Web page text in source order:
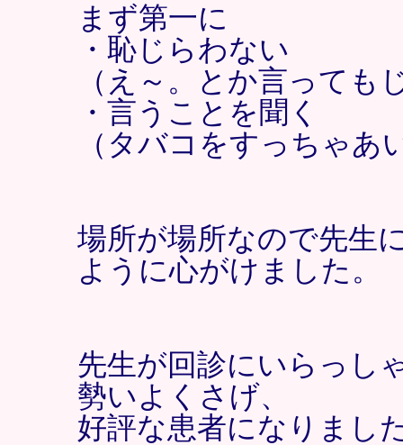
まず第一に
・恥じらわない
（え～。とか言っても
・言うことを聞く
（タバコをすっちゃあ
場所が場所なので先生
ように心がけました。
先生が回診にいらっし
勢いよくさげ、
好評な患者になりまし